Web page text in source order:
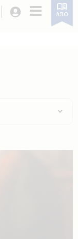
Login ABO